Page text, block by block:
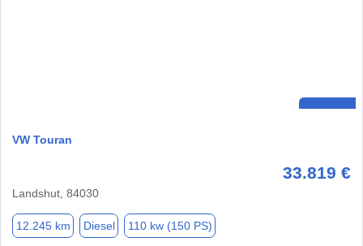
VW Touran
33.819 €
Landshut, 84030
12.245 km Diesel 110 kw (150 PS)